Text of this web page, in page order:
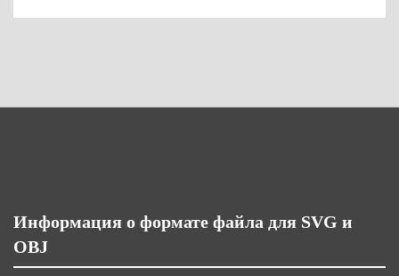
Информация о формате файла для SVG и
OBJ